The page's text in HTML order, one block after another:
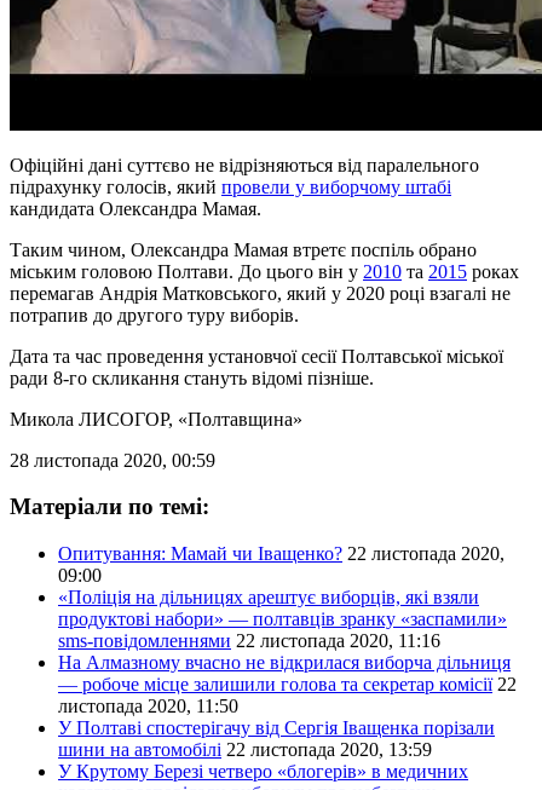
Офіційні дані суттєво не відрізняються від паралельного
підрахунку голосів, який провели у виборчому штабі
кандидата Олександра Мамая.
Таким чином, Олександра Мамая втретє поспіль обрано
міським головою Полтави. До цього він у 2010 та 2015 роках
перемагав Андрія Матковського, який у 2020 році взагалі не
потрапив до другого туру виборів.
Дата та час проведення установчої сесії Полтавської міської
ради 8-го скликання стануть відомі пізніше.
Микола ЛИСОГОР, «Полтавщина»
28 листопада 2020, 00:59
Матеріали по темі:
Опитування: Мамай чи Іващенко? 22 листопада 2020,
09:00
«Поліція на дільницях арештує виборців, які взяли
продуктові набори» — полтавців зранку «заспамили»
sms-повідомленнями 22 листопада 2020, 11:16
На Алмазному вчасно не відкрилася виборча дільниця
— робоче місце залишили голова та секретар комісії 22
листопада 2020, 11:50
У Полтаві спостерігачу від Сергія Іващенка порізали
шини на автомобілі 22 листопада 2020, 13:59
У Крутому Березі четверо «блогерів» в медичних